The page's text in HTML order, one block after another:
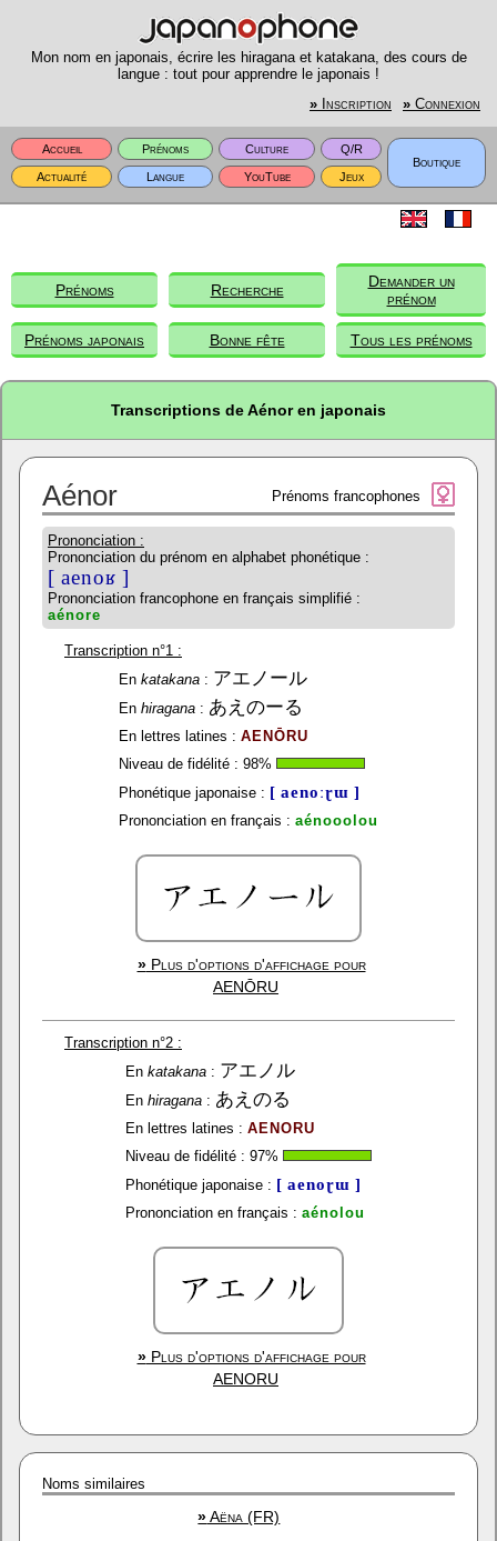
Mon nom en japonais, écrire les hiragana et katakana, des cours de
langue : tout pour apprendre le japonais !
» Inscription » Connexion
Accueil Prénoms Culture
Q/R
Boutique
Actualité
Langue YouTube Jeux
Prénoms Recherche
Demander un
prénom
Prénoms japonais Bonne fête Tous les prénoms
Transcriptions de Aénor en japonais
Aénor Prénoms francophones
Prononciation :
Prononciation du prénom en alphabet phonétique :
[ aenoʁ ]
Prononciation francophone en français simplifié :
aénore
Transcription n°1 :
En katakana : アエノール
En hiragana : あえのーる
En lettres latines : AENŌRU
Niveau de fidélité : 98%
Phonétique japonaise : [ aenoːɽɯ ]
Prononciation en français : aénooolou
»Plus d'options d'affichage pour
AENŌRU
Transcription n°2 :
En katakana : アエノル
En hiragana : あえのる
En lettres latines : AENORU
Niveau de fidélité : 97%
Phonétique japonaise : [ aenoɽɯ ]
Prononciation en français : aénolou
»Plus d'options d'affichage pour
AENORU
Noms similaires
»Aëna (FR)